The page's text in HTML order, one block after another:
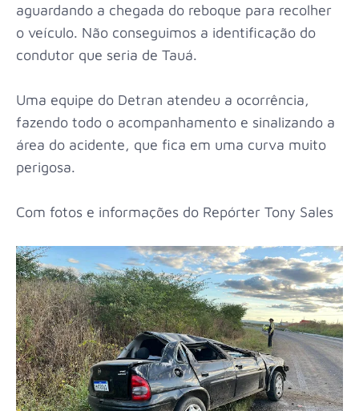
aguardando a chegada do reboque para recolher
o veículo. Não conseguimos a identificação do
condutor que seria de Tauá.
Uma equipe do Detran atendeu a ocorrência,
fazendo todo o acompanhamento e sinalizando a
área do acidente, que fica em uma curva muito
perigosa.
Com fotos e informações do Repórter Tony Sales